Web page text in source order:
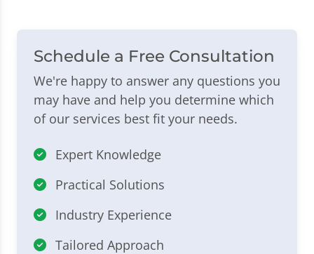
Schedule a Free Consultation
We're happy to answer any questions you
may have and help you determine which
of our services best fit your needs.
Expert Knowledge
Practical Solutions
Industry Experience
Tailored Approach